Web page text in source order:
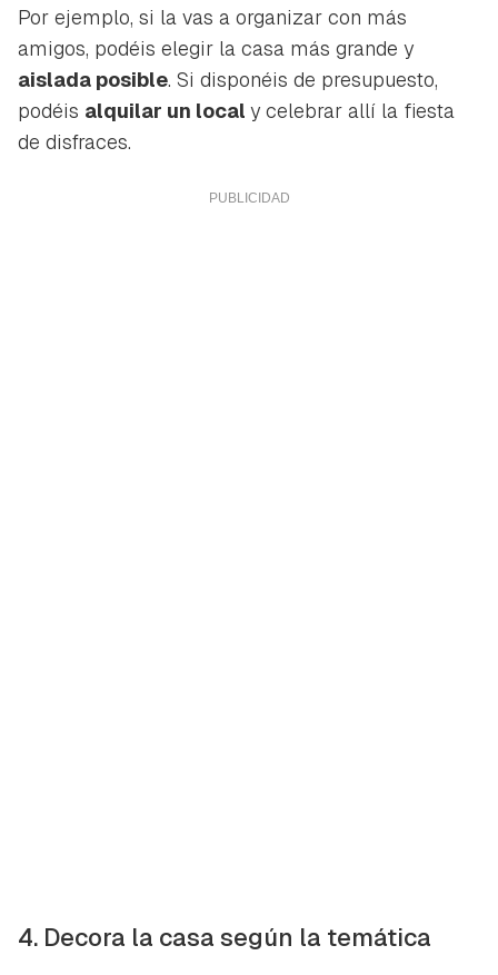
Por ejemplo, si la vas a organizar con más
amigos, podéis elegir la casa más grande y
aislada posible. Si disponéis de presupuesto,
podéis alquilar un local y celebrar allí la fiesta
de disfraces.
4. Decora la casa según la temática